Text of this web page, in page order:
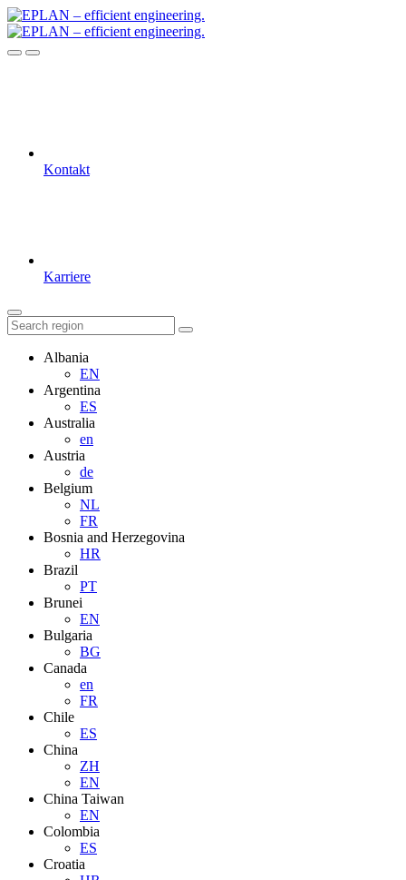
Kontakt
Karriere
Albania
EN
Argentina
ES
Australia
en
Austria
de
Belgium
NL
FR
Bosnia and Herzegovina
HR
Brazil
PT
Brunei
EN
Bulgaria
BG
Canada
en
FR
Chile
ES
China
ZH
EN
China Taiwan
EN
Colombia
ES
Croatia